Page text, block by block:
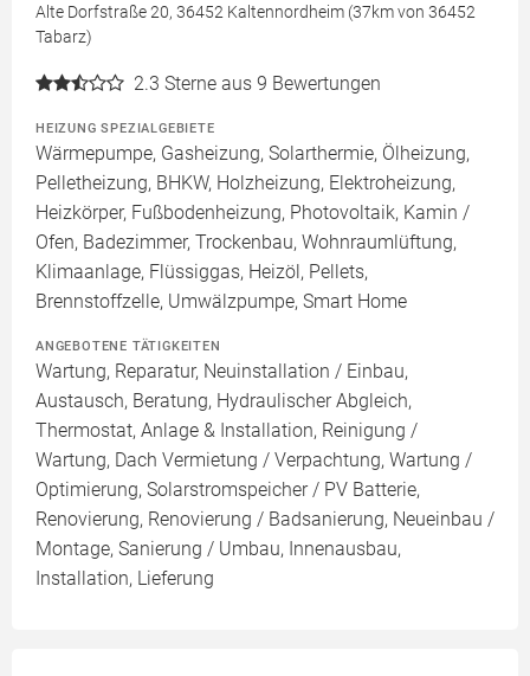
Alte Dorfstraße 20, 36452 Kaltennordheim (37km von 36452
Tabarz)
2.3 Sterne aus 9 Bewertungen
HEIZUNG SPEZIALGEBIETE
Wärmepumpe, Gasheizung, Solarthermie, Ölheizung,
Pelletheizung, BHKW, Holzheizung, Elektroheizung,
Heizkörper, Fußbodenheizung, Photovoltaik, Kamin /
Ofen, Badezimmer, Trockenbau, Wohnraumlüftung,
Klimaanlage, Flüssiggas, Heizöl, Pellets,
Brennstoffzelle, Umwälzpumpe, Smart Home
ANGEBOTENE TÄTIGKEITEN
Wartung, Reparatur, Neuinstallation / Einbau,
Austausch, Beratung, Hydraulischer Abgleich,
Thermostat, Anlage & Installation, Reinigung /
Wartung, Dach Vermietung / Verpachtung, Wartung /
Optimierung, Solarstromspeicher / PV Batterie,
Renovierung, Renovierung / Badsanierung, Neueinbau /
Montage, Sanierung / Umbau, Innenausbau,
Installation, Lieferung